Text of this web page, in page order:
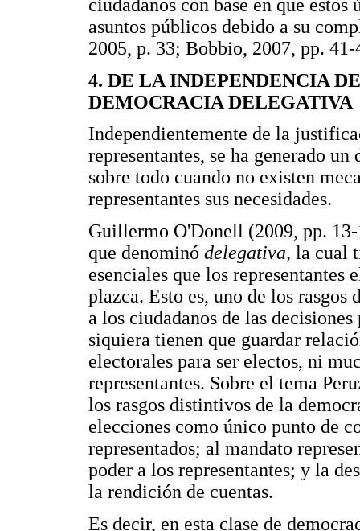
ciudadanos con base en que
asuntos públicos debido a su
2005, p. 33; Bobbio, 2007, pp. 41-
4. DE LA INDEPENDENCIA
DEMOCRACIA DELEGATIVA
Independientemente de la
representantes, se ha generado
sobre todo cuando no existen
representantes sus necesidades.
Guillermo O'Donell (2009, pp.
que denominó delegativa, la cual
esenciales que los representantes
plazca. Esto es, uno de los
a los ciudadanos de las
siquiera tienen que guardar
electorales para ser electos, ni
representantes. Sobre el tema
los rasgos distintivos de la
elecciones como único punto de
representados; al mandato
poder a los representantes; y la
la rendición de cuentas.
Es decir, en esta clase de